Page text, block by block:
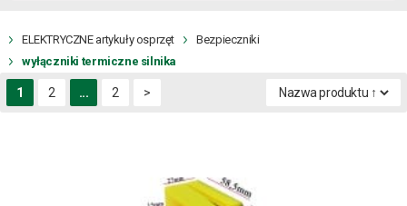
ELEKTRYCZNE artykuły osprzęt
Bezpieczniki
wyłączniki termiczne silnika
1 2 ... 2 >